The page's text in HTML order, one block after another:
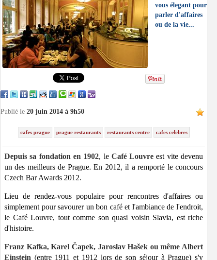
vous élegant pour
parler d'affaires
ou de la vie...
Publié le 20 juin 2014 à 9h50
cafes prague prague restaurants restaurants centre cafes celebres
Depuis sa fondation en 1902, le Café Louvre est vite devenu
un des meilleurs de Prague. En 2012, il a remporté le concours
Czech Bar Awards 2012.
Lieu de rendez-vous populaire pour rencontres d'affaires ou
simplement pour savourer un bon café et l'ambiance de l'endroit,
le Café Louvre, tout comme son quasi voisin Slavia, est riche
d'histoire.
Franz Kafka, Karel Čapek, Jaroslav Hašek ou même Albert
Einstein (entre 1911 et 1912 lors de son séjour à Prague) s'y